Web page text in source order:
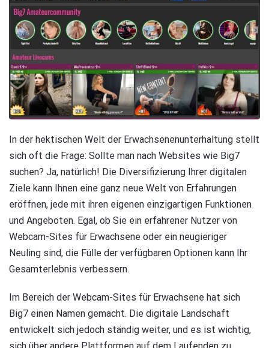
In der hektischen Welt der Erwachsenenunterhaltung stellt
sich oft die Frage: Sollte man nach Websites wie Big7
suchen? Ja, natürlich! Die Diversifizierung Ihrer digitalen
Ziele kann Ihnen eine ganz neue Welt von Erfahrungen
eröffnen, jede mit ihren eigenen einzigartigen Funktionen
und Angeboten. Egal, ob Sie ein erfahrener Nutzer von
Webcam-Sites für Erwachsene oder ein neugieriger
Neuling sind, die Fülle der verfügbaren Optionen kann Ihr
Gesamterlebnis verbessern.
Im Bereich der Webcam-Sites für Erwachsene hat sich
Big7 einen Namen gemacht. Die digitale Landschaft
entwickelt sich jedoch ständig weiter, und es ist wichtig,